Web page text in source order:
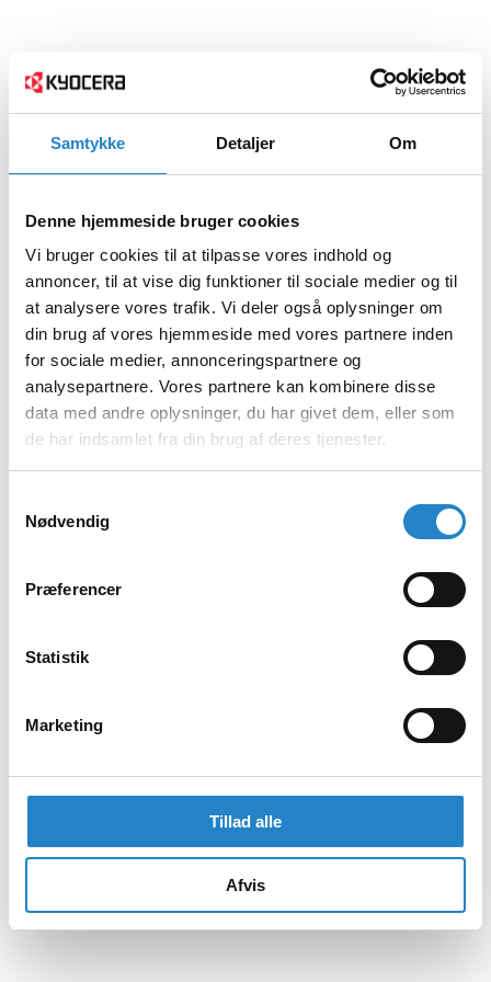
Samtykke Detaljer Om
Denne hjemmeside bruger cookies
Vi bruger cookies til at tilpasse vores indhold og
annoncer, til at vise dig funktioner til sociale medier og til
at analysere vores trafik. Vi deler også oplysninger om
din brug af vores hjemmeside med vores partnere inden
for sociale medier, annonceringspartnere og
analysepartnere. Vores partnere kan kombinere disse
data med andre oplysninger, du har givet dem, eller som
de har indsamlet fra din brug af deres tjenester.
Nødvendig
Præferencer
Statistik
Marketing
Tillad alle
Afvis